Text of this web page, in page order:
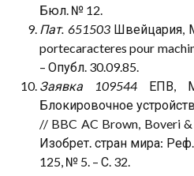
Бюл. № 12.
Пат. 651503Швейцария,
portecaracteres pour
– Опубл. 30.09.85.
Заявка 109544ЕПВ,
Блокировочное
// BBC AC Brown, Boveri
Изобрет. стран мира:
125, № 5. – С. 32.